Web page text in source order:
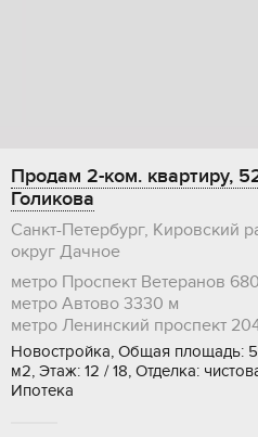
Продам 2-ком. квартиру,
Голикова
Санкт-Петербург, Кировский
округ Дачное
метро Проспект Ветеранов
метро Автово 3330 м
метро Ленинский проспект
Новостройка, Общая площадь:
м2, Этаж: 12 / 18, Отделка:
Ипотека